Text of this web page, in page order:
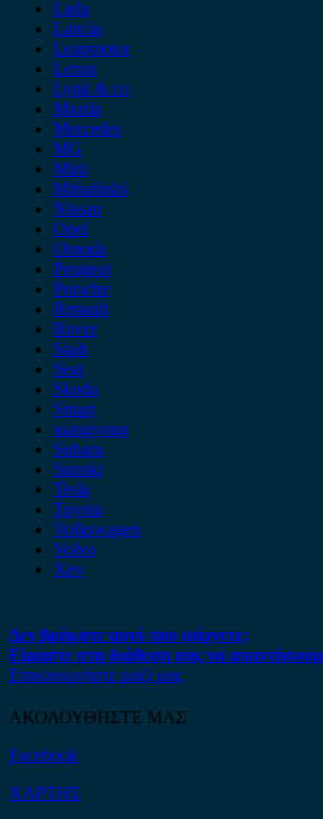
Lada
Lancia
Leapmotor
Lexus
Lynk & co
Mazda
Mercedes
MG
Mini
Mitsubishi
Nissan
Opel
Omoda
Peugeot
Porsche
Renault
Rover
Saab
Seat
Skoda
Smart
ssangyong
Subaru
Suzuki
Tesla
Toyota
Volkswagen
Volvo
Xev
Δεν βρήκατε αυτό που ψάχνετε;
Είμαστε στη διάθεση σας να
Επικοινωνήστε μαζί μας
ΑΚΟΛΟΥΘΗΣΤΕ ΜΑΣ
Facebook
ΧΑΡΤΗΣ